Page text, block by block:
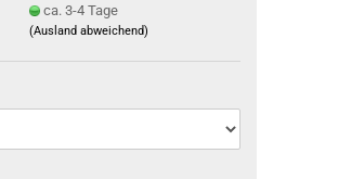
ca. 3-4 Tage
(Ausland abweichend)